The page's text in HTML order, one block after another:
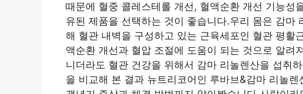
때문에 혈중 콜레스테롤 개선, 혈액순환 개선 기능성
유된 제품을 선택하는 것이 좋습니다.우리 몸은 감마
해 혈관 내벽을 구성하고 있는 근육세포인 혈관 평활
액순환 개선과 혈압 조절에 도움이 되는 것으로 알려
니더라도 혈관 건강을 위해서 감마 리놀렌산을 섭취
을 비교해 본 결과 뉴트리코어인 루바브&감마 리놀